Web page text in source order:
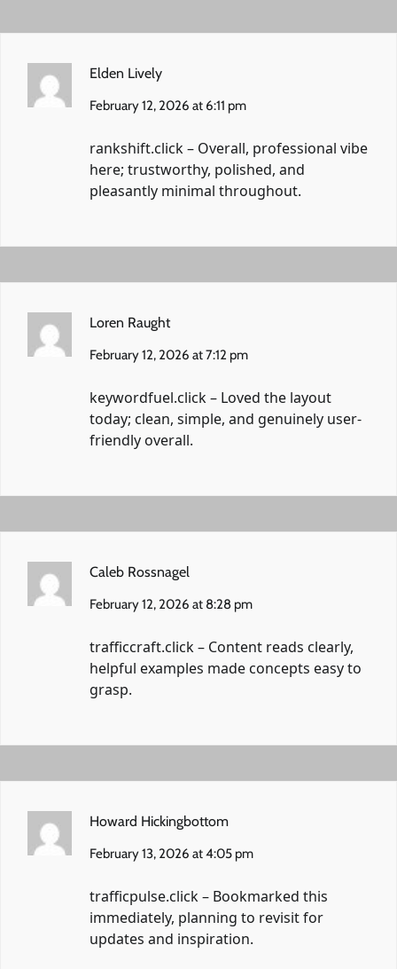
Elden Lively
February 12, 2026 at 6:11 pm
rankshift.click– Overall, professional vibe
here; trustworthy, polished, and
pleasantly minimal throughout.
Loren Raught
February 12, 2026 at 7:12 pm
keywordfuel.click– Loved the layout
today; clean, simple, and genuinely user-
friendly overall.
Caleb Rossnagel
February 12, 2026 at 8:28 pm
trafficcraft.click– Content reads clearly,
helpful examples made concepts easy to
grasp.
Howard Hickingbottom
February 13, 2026 at 4:05 pm
trafficpulse.click– Bookmarked this
immediately, planning to revisit for
updates and inspiration.